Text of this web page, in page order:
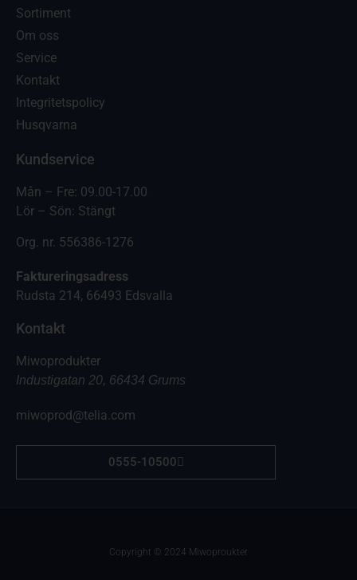
Sortiment
Om oss
Service
Kontakt
Integritetspolicy
Husqvarna
Kundservice
Mån – Fre: 09.00-17.00
Lör – Sön: Stängt
Org. nr. 556386-1276
Faktureringsadress
Rudsta 214, 66493 Edsvalla
Kontakt
Miwoprodukter
Industigatan 20, 66434 Grums
miwoprod@telia.com
0555-10500
Copyright © 2024 Miwoproukter